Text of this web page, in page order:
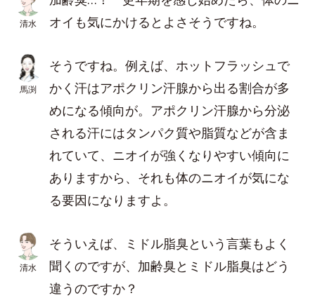
清水
オイも気にかけるとよさそうですね。
馬渕
そうですね。例えば、ホットフラッシュで
かく汗はアポクリン汗腺から出る割合が多
めになる傾向が。アポクリン汗腺から分泌
される汗にはタンパク質や脂質などが含ま
れていて、ニオイが強くなりやすい傾向に
ありますから、それも体のニオイが気にな
る要因になりますよ。
清水
そういえば、ミドル脂臭という言葉もよく
聞くのですが、加齢臭とミドル脂臭はどう
違うのですか？